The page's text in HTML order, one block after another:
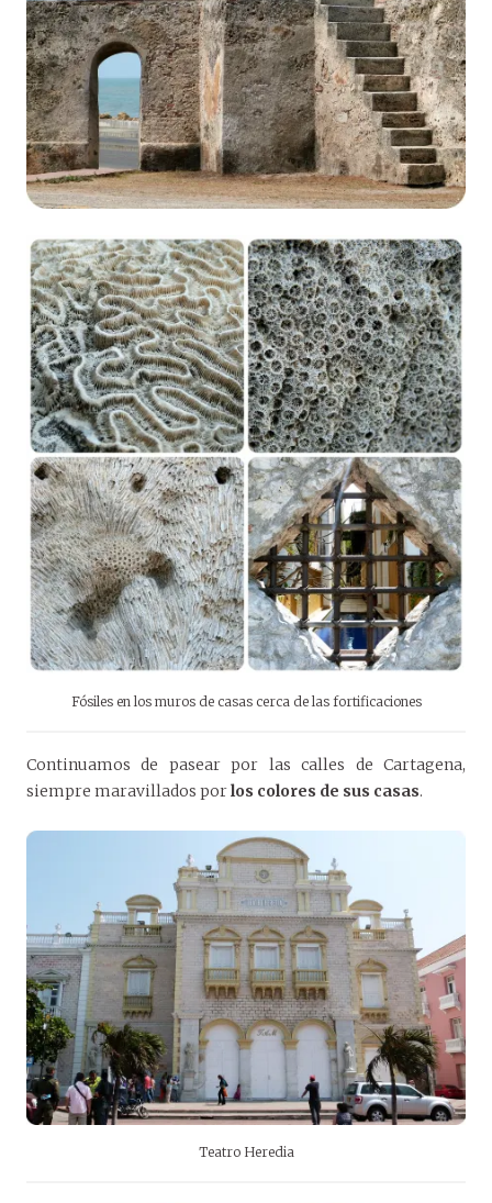
Fósiles en los muros de casas cerca de las fortificaciones
Continuamos de pasear por las calles de Cartagena,
siempre maravillados porlos colores de sus casas.
Teatro Heredia